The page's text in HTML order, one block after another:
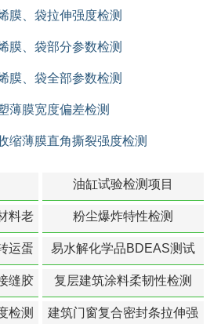
膜、袋拉伸强度检测
膜、袋部分参数检测
膜、袋全部参数检测
薄膜宽度偏差检测
缩薄膜直角撕裂强度检测
油缸试验检测项目
料老
型
粉尘爆炸特性检测
运蛋
易水解化学品BDEAS测试
缝胶
复层建筑涂料柔韧性检测
检测
建筑门窗复合密封条拉伸强